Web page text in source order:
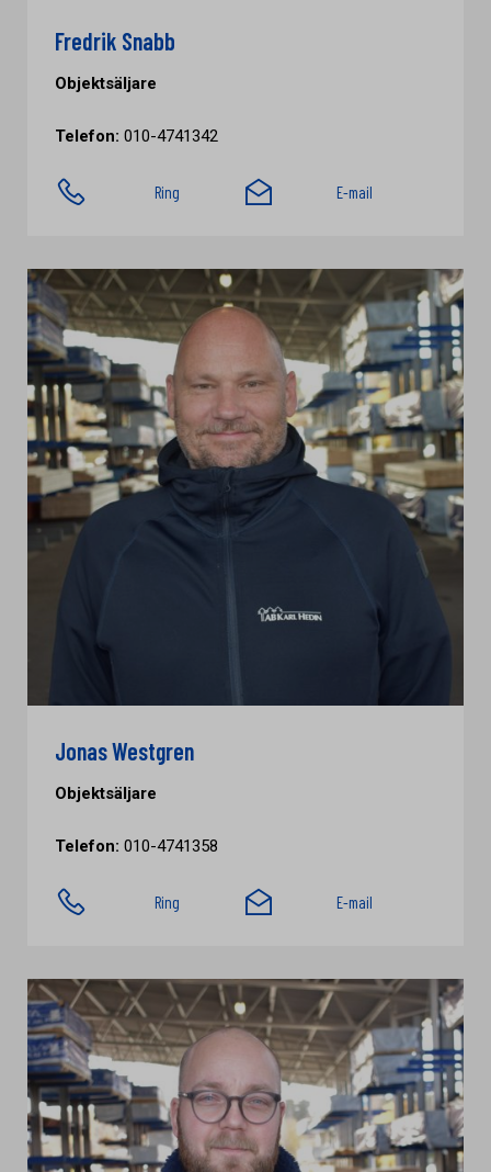
Fredrik Snabb
Objektsäljare
Telefon: 010-4741342
Ring E-mail
Jonas Westgren
Objektsäljare
Telefon: 010-4741358
Ring E-mail